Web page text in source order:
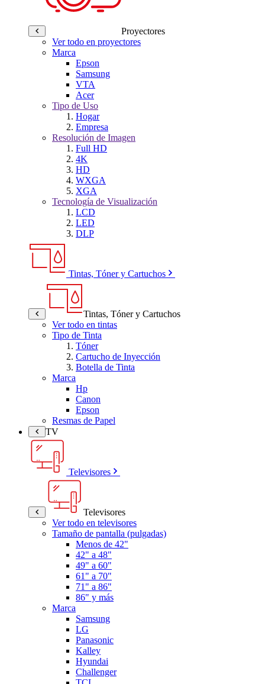
Proyectores
Ver todo en proyectores
Marca
Epson
Samsung
VTA
Acer
Tipo de Uso
Hogar
Empresa
Resolución de Imagen
Full HD
4K
HD
WXGA
XGA
Tecnología de Visualización
LCD
LED
DLP
Tintas, Tóner y Cartuchos
Tintas, Tóner y Cartuchos
Ver todo en tintas
Tipo de Tinta
Tóner
Cartucho de Inyección
Botella de Tinta
Marca
Hp
Canon
Epson
Resmas de Papel
TV
Televisores
Televisores
Ver todo en televisores
Tamaño de pantalla (pulgadas)
Menos de 42"
42" a 48"
49" a 60"
61" a 70"
71" a 86"
86" y más
Marca
Samsung
LG
Panasonic
Kalley
Hyundai
Challenger